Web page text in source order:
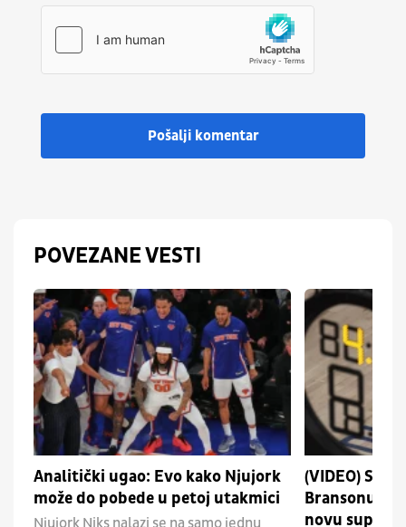
Pošalji komentar
POVEZANE VESTI
Analitički ugao: Evo kako Njujork
može do pobede u petoj utakmici
Njujork Niks nalazi se na samo jednu
(VIDEO) Svi
Bransonu,
novu